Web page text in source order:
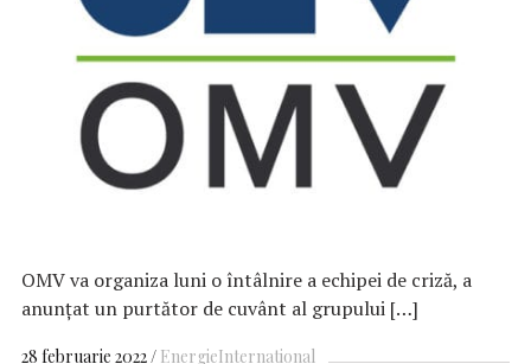
OMV va organiza luni o întâlnire a echipei de criză, a
anunţat un purtător de cuvânt al grupului […]
28 februarie 2022 EnergieInternational